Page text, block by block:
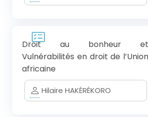
Droit au bonheur et
Vulnérabilités en droit de l’Union
africaine
Hilaire HAKÉRÉKORO